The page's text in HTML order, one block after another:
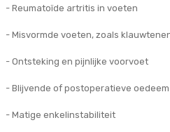
- Reumatoïde artritis in voeten
- Misvormde voeten, zoals
- Ontsteking en pijnlijke voorvoet
- Blijvende of postoperatieve oedeem
- Matige enkelinstabiliteit